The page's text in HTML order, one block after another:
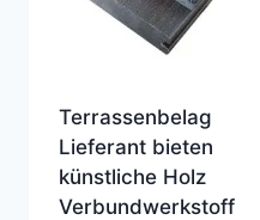
Terrassenbelag
Lieferant bieten
künstliche Holz
Verbundwerkstoff